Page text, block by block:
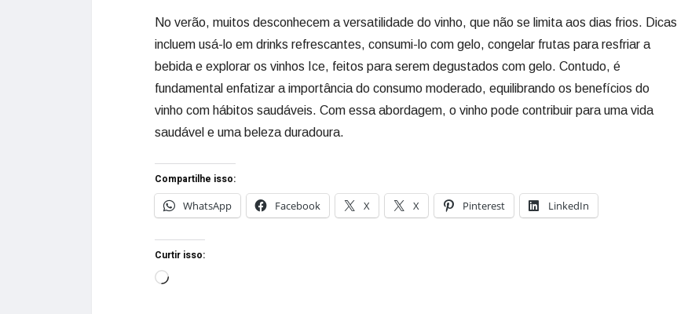
No verão, muitos desconhecem a versatilidade do vinho, que não se limita aos dias frios. Dicas
incluem usá-lo em drinks refrescantes, consumi-lo com gelo, congelar frutas para resfriar a
bebida e explorar os vinhos Ice, feitos para serem degustados com gelo. Contudo, é
fundamental enfatizar a importância do consumo moderado, equilibrando os benefícios do
vinho com hábitos saudáveis. Com essa abordagem, o vinho pode contribuir para uma vida
saudável e uma beleza duradoura.
Compartilhe isso:
WhatsApp
Facebook X X Pinterest LinkedIn
Curtir isso: